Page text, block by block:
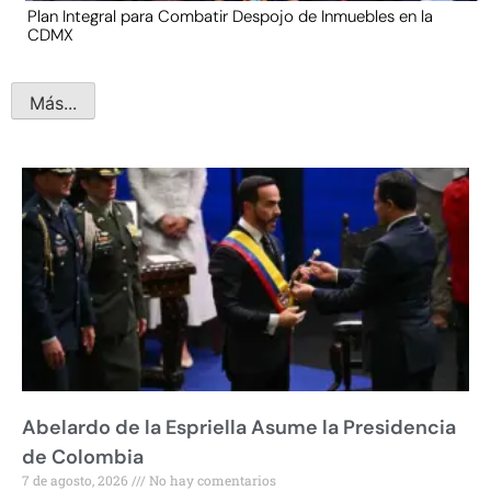
Plan Integral para Combatir Despojo de Inmuebles en la
CDMX
Más...
Abelardo de la Espriella Asume la Presidencia
de Colombia
7 de agosto, 2026 No hay comentarios